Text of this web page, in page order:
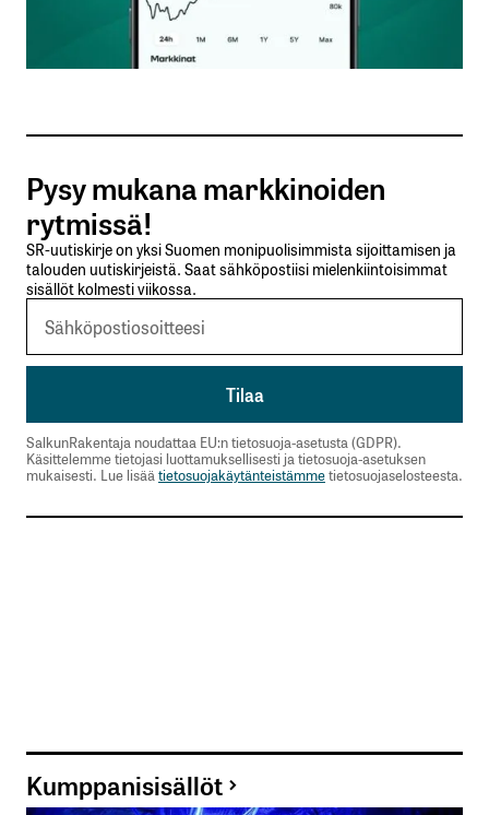
Sähköpostiosoitteesi
Tilaa SalkunRakentajan uutiskirje
Lähetä kommentti
Pysy mukana markkinoiden
rytmissä!
SR-uutiskirje on yksi Suomen monipuolisimmista sijoittamisen ja
talouden uutiskirjeistä. Saat sähköpostiisi mielenkiintoisimmat
sisällöt kolmesti viikossa.
SalkunRakentaja noudattaa EU:n tietosuoja-asetusta (GDPR).
Käsittelemme tietojasi luottamuksellisesti ja tietosuoja-asetuksen
mukaisesti. Lue lisää tietosuojakäytänteistämmetietosuojaselosteesta.
Kumppanisisällöt